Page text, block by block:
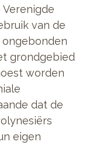
Verenigde
van de
grondgebied
worden
dat de
eigen